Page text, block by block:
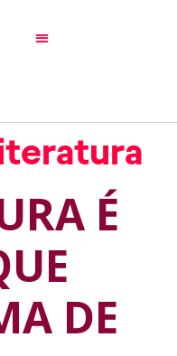
É
DE